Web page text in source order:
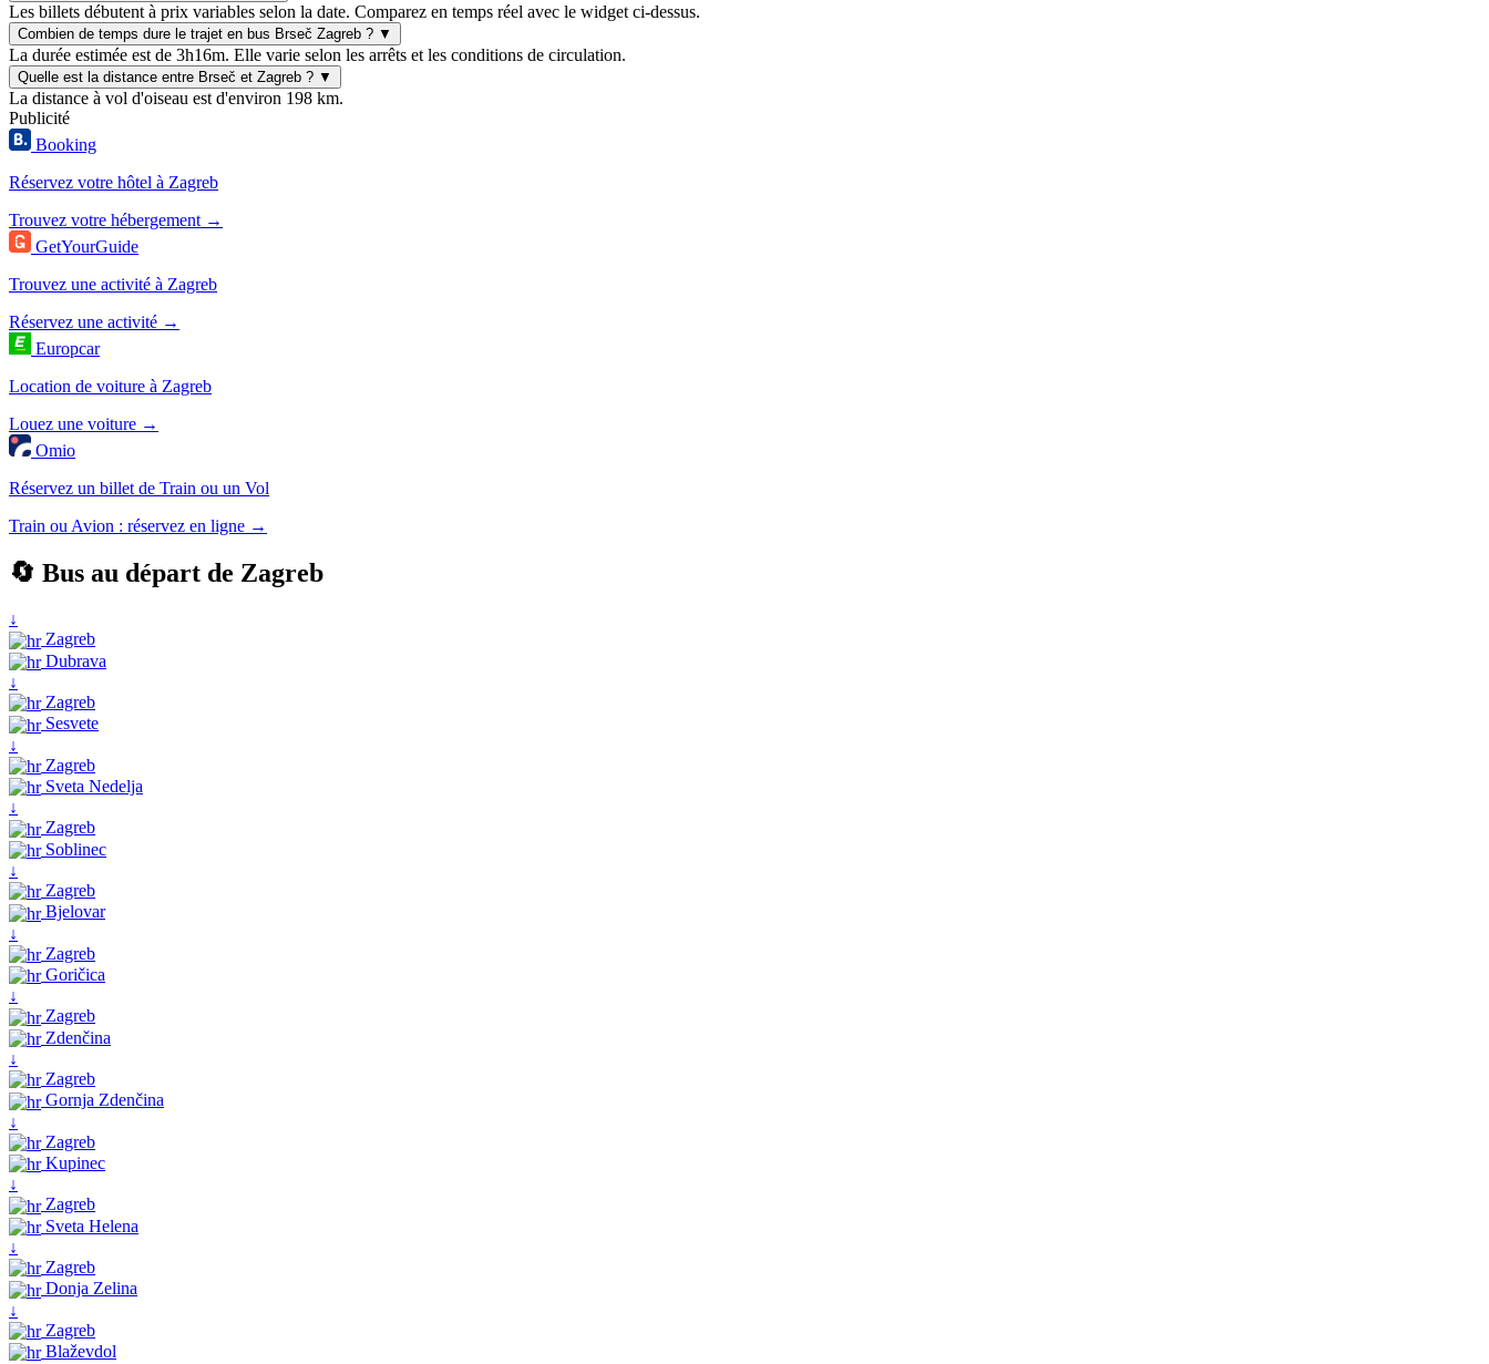
Les billets débutent à prix variables selon la date. Comparez en temps réel avec le widget ci-dessus.
Combien de temps dure le trajet en bus Brseč Zagreb ? ▼
La durée estimée est de 3h16m. Elle varie selon les arrêts et les conditions de circulation.
Quelle est la distance entre Brseč et Zagreb ? ▼
La distance à vol d'oiseau est d'environ 198 km.
Publicité
Booking
Réservez votre hôtel à Zagreb
Trouvez votre hébergement →
GetYourGuide
Trouvez une activité à Zagreb
Réservez une activité →
Europcar
Location de voiture à Zagreb
Louez une voiture →
Omio
Réservez un billet de Train ou un Vol
Train ou Avion : réservez en ligne →
🔄 Bus au départ de Zagreb
↓
Zagreb
Dubrava
↓
Zagreb
Sesvete
↓
Zagreb
Sveta Nedelja
↓
Zagreb
Soblinec
↓
Zagreb
Bjelovar
↓
Zagreb
Goričica
↓
Zagreb
Zdenčina
↓
Zagreb
Gornja Zdenčina
↓
Zagreb
Kupinec
↓
Zagreb
Sveta Helena
↓
Zagreb
Donja Zelina
↓
Zagreb
Blaževdol